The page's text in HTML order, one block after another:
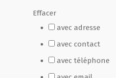
Effacer
avec adresse
avec contact
avec téléphone